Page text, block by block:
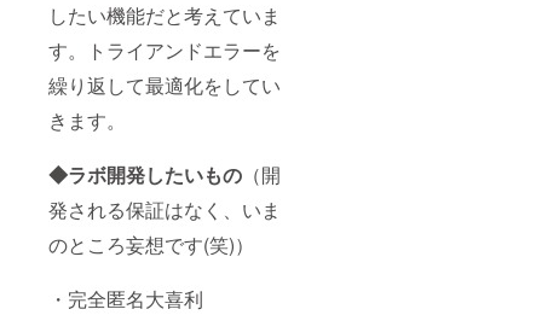
したい機能だと考えていま
す。トライアンドエラーを
繰り返して最適化をしてい
きます。
◆ラボ開発したいもの （開
発される保証はなく、いま
のところ妄想です(笑)）
・完全匿名大喜利